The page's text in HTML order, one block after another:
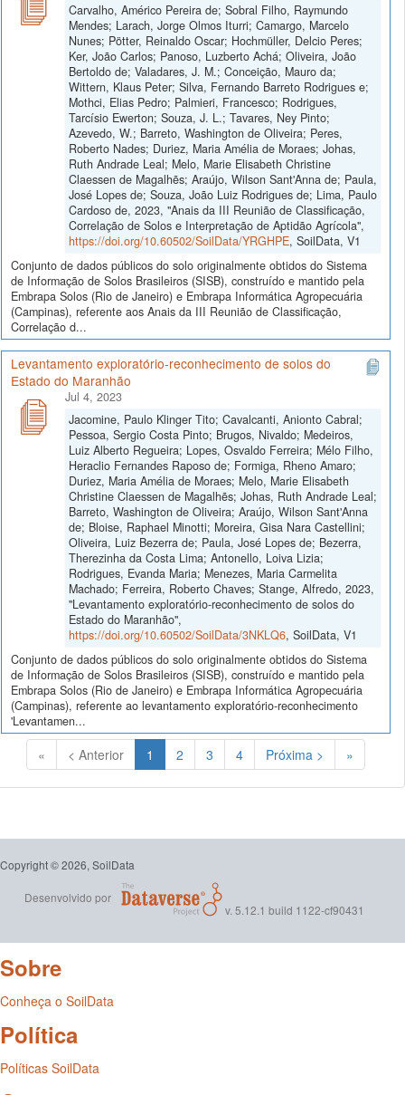
Carvalho, Américo Pereira de; Sobral Filho, Raymundo
Mendes; Larach, Jorge Olmos Iturri; Camargo, Marcelo
Nunes; Pötter, Reinaldo Oscar; Hochmüller, Delcio Peres;
Ker, João Carlos; Panoso, Luzberto Achá; Oliveira, João
Bertoldo de; Valadares, J. M.; Conceição, Mauro da;
Wittern, Klaus Peter; Silva, Fernando Barreto Rodrigues e;
Mothci, Elias Pedro; Palmieri, Francesco; Rodrigues,
Tarcísio Ewerton; Souza, J. L.; Tavares, Ney Pinto;
Azevedo, W.; Barreto, Washington de Oliveira; Peres,
Roberto Nades; Duriez, Maria Amélia de Moraes; Johas,
Ruth Andrade Leal; Melo, Marie Elisabeth Christine
Claessen de Magalhẽs; Araújo, Wilson Sant'Anna de; Paula,
José Lopes de; Souza, João Luiz Rodrigues de; Lima, Paulo
Cardoso de, 2023, "Anais da III Reunião de Classificação,
Correlação de Solos e Interpretação de Aptidão Agrícola",
https://doi.org/10.60502/SoilData/YRGHPE, SoilData, V1
Conjunto de dados públicos do solo originalmente obtidos do Sistema
de Informação de Solos Brasileiros (SISB), construído e mantido pela
Embrapa Solos (Rio de Janeiro) e Embrapa Informática Agropecuária
(Campinas), referente aos Anais da III Reunião de Classificação,
Correlação d...
Levantamento exploratório-reconhecimento de solos do
Estado do Maranhão
Jul 4, 2023
Jacomine, Paulo Klinger Tito; Cavalcanti, Anionto Cabral;
Pessoa, Sergio Costa Pinto; Brugos, Nivaldo; Medeiros,
Luiz Alberto Regueira; Lopes, Osvaldo Ferreira; Mélo Filho,
Heraclio Fernandes Raposo de; Formiga, Rheno Amaro;
Duriez, Maria Amélia de Moraes; Melo, Marie Elisabeth
Christine Claessen de Magalhẽs; Johas, Ruth Andrade Leal;
Barreto, Washington de Oliveira; Araújo, Wilson Sant'Anna
de; Bloise, Raphael Minotti; Moreira, Gisa Nara Castellini;
Oliveira, Luiz Bezerra de; Paula, José Lopes de; Bezerra,
Therezinha da Costa Lima; Antonello, Loiva Lizia;
Rodrigues, Evanda Maria; Menezes, Maria Carmelita
Machado; Ferreira, Roberto Chaves; Stange, Alfredo, 2023,
"Levantamento exploratório-reconhecimento de solos do
Estado do Maranhão",
https://doi.org/10.60502/SoilData/3NKLQ6, SoilData, V1
Conjunto de dados públicos do solo originalmente obtidos do Sistema
de Informação de Solos Brasileiros (SISB), construído e mantido pela
Embrapa Solos (Rio de Janeiro) e Embrapa Informática Agropecuária
(Campinas), referente ao levantamento exploratório-reconhecimento
'Levantamen...
« < Anterior 1 (Atual)
2 3 4 Próxima > »
Copyright © 2026, SoilData
Desenvolvido por
v. 5.12.1 build 1122-cf90431
Sobre
Conheça o SoilData
Política
Políticas SoilData